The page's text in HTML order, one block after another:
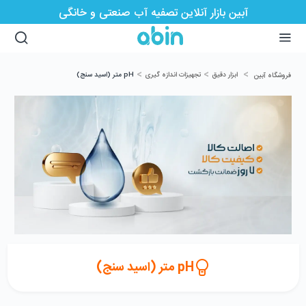
آبین بازار آنلاین تصفیه آب صنعتی و خانگی
فروشگاه آبین > ابزار دقیق > تجهیزات اندازه گیری > pH متر (اسید سنج)
pH متر (اسید سنج)